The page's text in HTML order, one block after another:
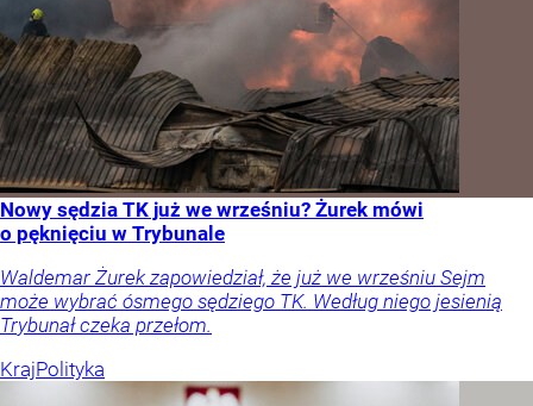
Nowy sędzia TK już we wrześniu? Żurek mówi
o pęknięciu w Trybunale
Waldemar Żurek zapowiedział, że już we wrześniu Sejm
może wybrać ósmego sędziego TK. Według niego jesienią
Trybunał czeka przełom.
KrajPolityka